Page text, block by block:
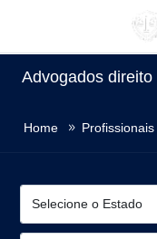
Advogados
Home Profissionais